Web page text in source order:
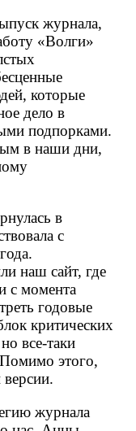
журнала,
«Волги»
которые
дело в
подпорками.
в наши дни,
в
с
наш сайт, где
с момента
годовые
критических
все-таки
Помимо этого,
журнала